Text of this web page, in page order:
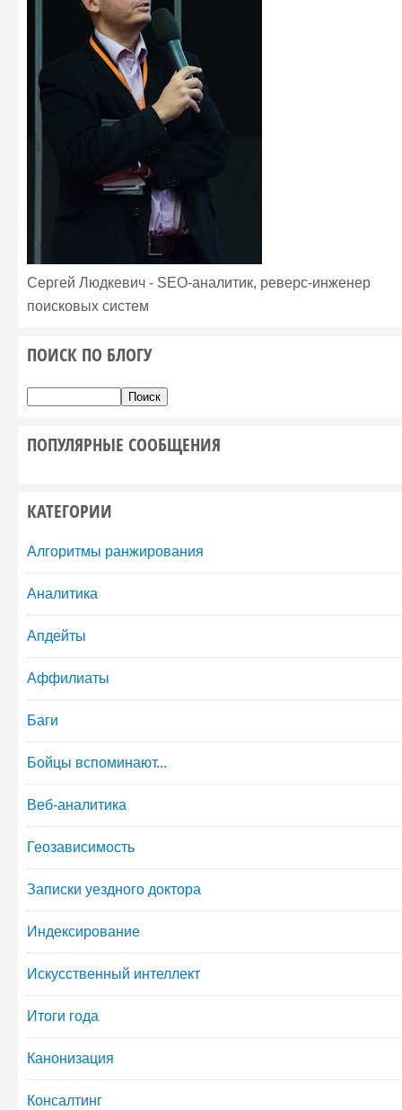
Сергей Людкевич - SEO-аналитик, реверс-инженер
поисковых систем
ПОИСК ПО БЛОГУ
ПОПУЛЯРНЫЕ СООБЩЕНИЯ
КАТЕГОРИИ
Алгоритмы ранжирования
Аналитика
Апдейты
Аффилиаты
Баги
Бойцы вспоминают...
Веб-аналитика
Геозависимость
Записки уездного доктора
Индексирование
Искусственный интеллект
Итоги года
Канонизация
Консалтинг